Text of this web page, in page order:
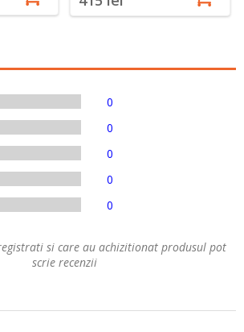
0
0
0
0
0
si care au achizitionat produsul pot
scrie recenzii